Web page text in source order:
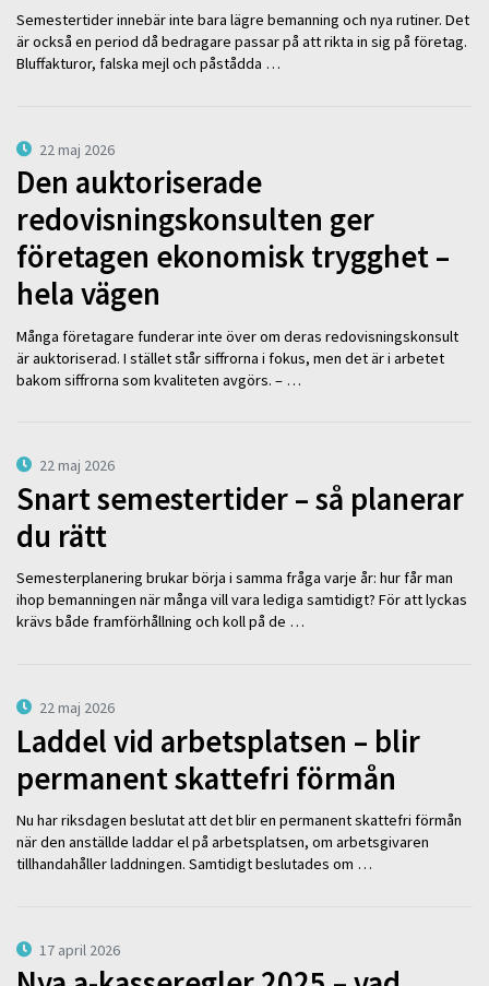
Semestertider innebär inte bara lägre bemanning och nya rutiner. Det
är också en period då bedragare passar på att rikta in sig på företag.
Bluffakturor, falska mejl och påstådda …
22 maj 2026
Den auktoriserade
redovisningskonsulten ger
företagen ekonomisk trygghet –
hela vägen
Många företagare funderar inte över om deras redovisningskonsult
är auktoriserad. I stället står siffrorna i fokus, men det är i arbetet
bakom siffrorna som kvaliteten avgörs. – …
22 maj 2026
Snart semestertider – så planerar
du rätt
Semesterplanering brukar börja i samma fråga varje år: hur får man
ihop bemanningen när många vill vara lediga samtidigt? För att lyckas
krävs både framförhållning och koll på de …
22 maj 2026
Laddel vid arbetsplatsen – blir
permanent skattefri förmån
Nu har riksdagen beslutat att det blir en permanent skattefri förmån
när den anställde laddar el på arbetsplatsen, om arbetsgivaren
tillhandahåller laddningen. Samtidigt beslutades om …
17 april 2026